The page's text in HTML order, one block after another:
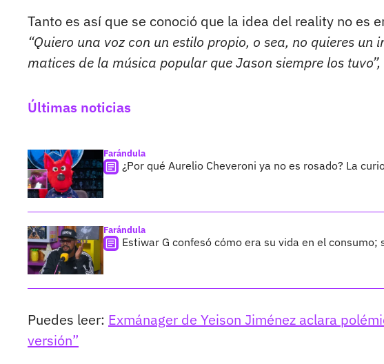
Tanto es así que se conoció que la idea del reality no es
“Quiero una voz con un estilo propio, o sea, no quieres un
matices de la música popular que Jason siempre los tuvo”,
Últimas noticias
Farándula
¿Por qué Aurelio Cheveroni ya no es rosado? La
Farándula
Estiwar G confesó cómo era su vida en el
Puedes leer: Exmánager de Yeison Jiménez aclara
versión”